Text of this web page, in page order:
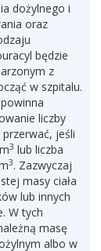
dożylnego i
oraz
będzie
z
w szpitalu.
liczby
przerwać, jeśli
3 lub liczba
3. Zazwyczaj
masy ciała
lub innych
W tych
masę
albo w